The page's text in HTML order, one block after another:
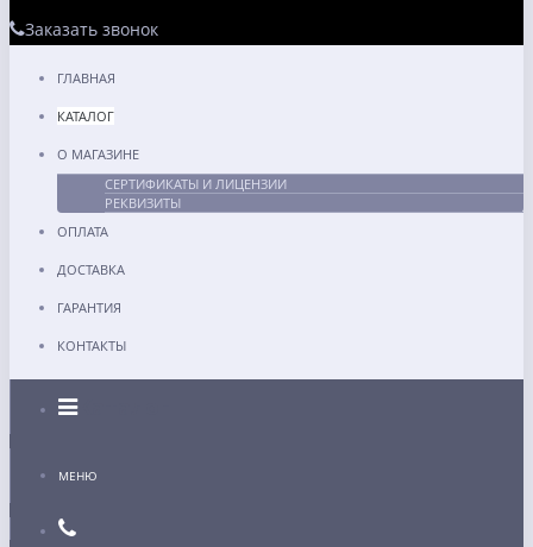
Заказать звонок
ГЛАВНАЯ
КАТАЛОГ
О МАГАЗИНЕ
СЕРТИФИКАТЫ И ЛИЦЕНЗИИ
РЕКВИЗИТЫ
ОПЛАТА
ДОСТАВКА
ГАРАНТИЯ
КОНТАКТЫ
Каталог
МЕНЮ